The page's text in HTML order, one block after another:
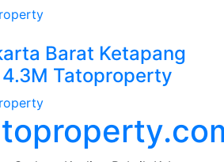
Barat Ketapang
Tatoproperty